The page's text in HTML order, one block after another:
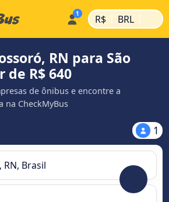
R$ | BRL |
RN para São
de R$ 640
de ônibus e encontre a
na CheckMyBus
1